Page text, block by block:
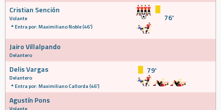
Cristian Sención
Volante
Entra por: Maximiliano Noble (46')
76'
Jairo Villalpando
Delantero
Delis Vargas
Delantero
Entra por: Maximiliano Callorda (46')
79'
Agustín Pons